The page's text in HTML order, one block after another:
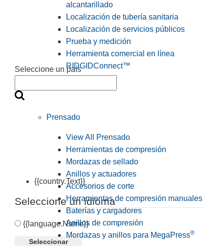
Seleccione un país
{{country.Text}}
Seleccione un idioma
{{language.Name}}
Seleccionar
alcantarillado
Localización de tubería sanitaria
Localización de servicios públicos
Prueba y medición
Herramienta comercial en línea
RIDGIDConnect™
Prensado
View All Prensado
Herramientas de compresión
Mordazas de sellado
Anillos y actuadores
Accesorios de corte
Herramientas de compresión manuales
Baterías y cargadores
Anillos de compresión
Mordazas y anillos para MegaPress®